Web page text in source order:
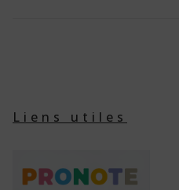
Liens utiles